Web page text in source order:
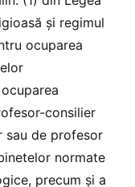
și regimul
ocuparea
consilier
sau de profesor
normate
precum şi a